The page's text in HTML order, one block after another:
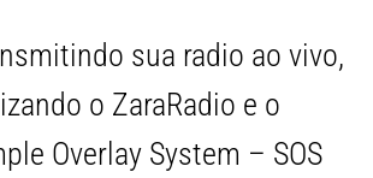
sua radio ao vivo,
o ZaraRadio e o
Overlay System – SOS